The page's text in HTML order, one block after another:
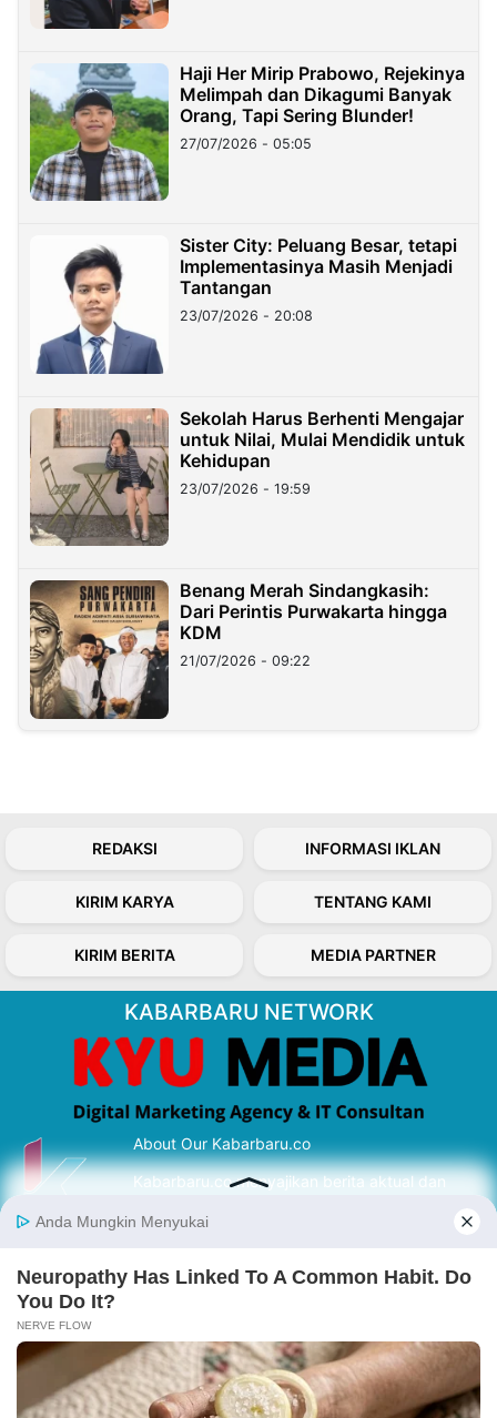
Haji Her Mirip Prabowo, Rejekinya
Melimpah dan Dikagumi Banyak
Orang, Tapi Sering Blunder!
27/07/2026 - 05:05
Sister City: Peluang Besar, tetapi
Implementasinya Masih Menjadi
Tantangan
23/07/2026 - 20:08
Sekolah Harus Berhenti Mengajar
untuk Nilai, Mulai Mendidik untuk
Kehidupan
23/07/2026 - 19:59
Benang Merah Sindangkasih:
Dari Perintis Purwakarta hingga
KDM
21/07/2026 - 09:22
REDAKSI INFORMASI IKLAN
KIRIM KARYA TENTANG KAMI
KIRIM BERITA MEDIA PARTNER
KABARBARU NETWORK
About Our Kabarbaru.co
Kabarbaru.co menyajikan berita aktual dan
serta terverifikasi dari sumber yang tepat.
Follow Kabarbaru